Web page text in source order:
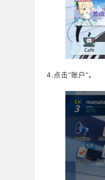
4.点击“账户”。